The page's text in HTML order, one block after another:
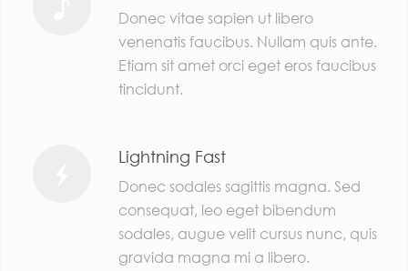
Donec vitae sapien ut libero
venenatis faucibus. Nullam quis ante.
Etiam sit amet orci eget eros faucibus
tincidunt.
Lightning Fast
Donec sodales sagittis magna. Sed
consequat, leo eget bibendum
sodales, augue velit cursus nunc, quis
gravida magna mi a libero.